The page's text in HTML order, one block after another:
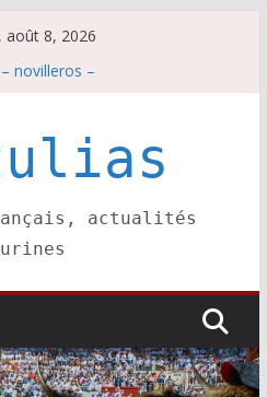
août 8, 2026
novilleros –
7 août
– matadors de toros-
actualités